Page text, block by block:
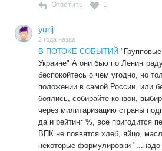
Ответить 1
yurij
2 года назад
В ПОТОКЕ СОБЫТИЙ
Украине" А они бью по
беспокойтесь о чем угодно, но
положении в самой России, или
боялись, собирайте конвои,
через милитаризацию страны
да и рейтинг %, все пригодится
ВПК не появятся хлеб, яйцо,
некоторые формулировки